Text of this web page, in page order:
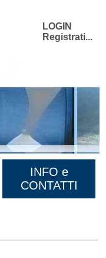
LOGIN
Registrati...
INFO e
CONTATTI